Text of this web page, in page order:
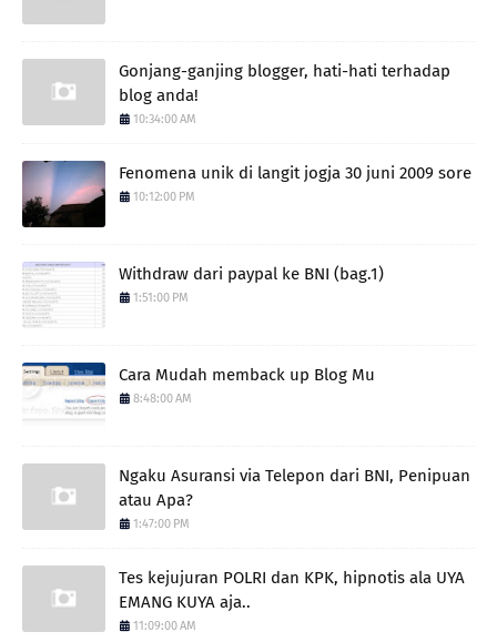
Gonjang-ganjing blogger, hati-hati terhadap
blog anda!
10:34:00 AM
Fenomena unik di langit jogja 30 juni 2009 sore
10:12:00 PM
Withdraw dari paypal ke BNI (bag.1)
1:51:00 PM
Cara Mudah memback up Blog Mu
8:48:00 AM
Ngaku Asuransi via Telepon dari BNI, Penipuan
atau Apa?
1:47:00 PM
Tes kejujuran POLRI dan KPK, hipnotis ala UYA
EMANG KUYA aja..
11:09:00 AM